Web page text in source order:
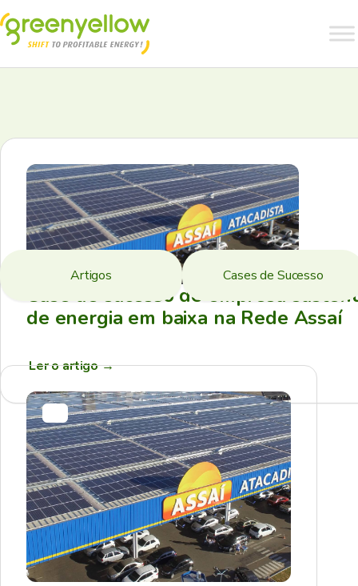
Case de sucesso de empresa
de energia em baixa na Rede Assaí
Ler o artigo→
Artigos Cases de Sucesso